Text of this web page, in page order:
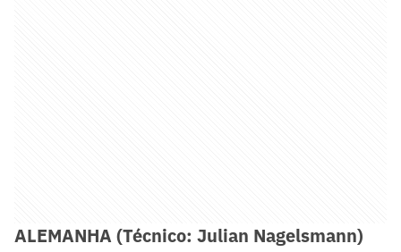
ALEMANHA (Técnico: Julian Nagelsmann)